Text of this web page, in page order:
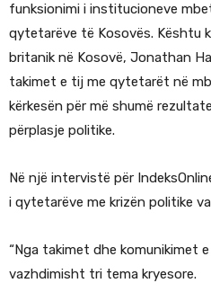
funksionimi i institucioneve
qytetarëve të Kosovës. Kështu
britanik në Kosovë, Jonathan
takimet e tij me qytetarët në
kërkesën për më shumë
përplasje politike.
Në një intervistë për
i qytetarëve me krizën politike
“Nga takimet dhe komunikimet
vazhdimisht tri tema kryesore.